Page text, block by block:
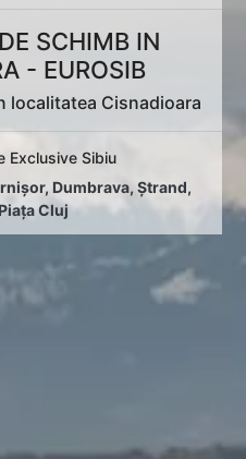
SCHIMB IN
- EUROSIB
localitatea Cisnadioara
Exclusive Sibiu
,Dumbrava,Ștrand,
Cluj